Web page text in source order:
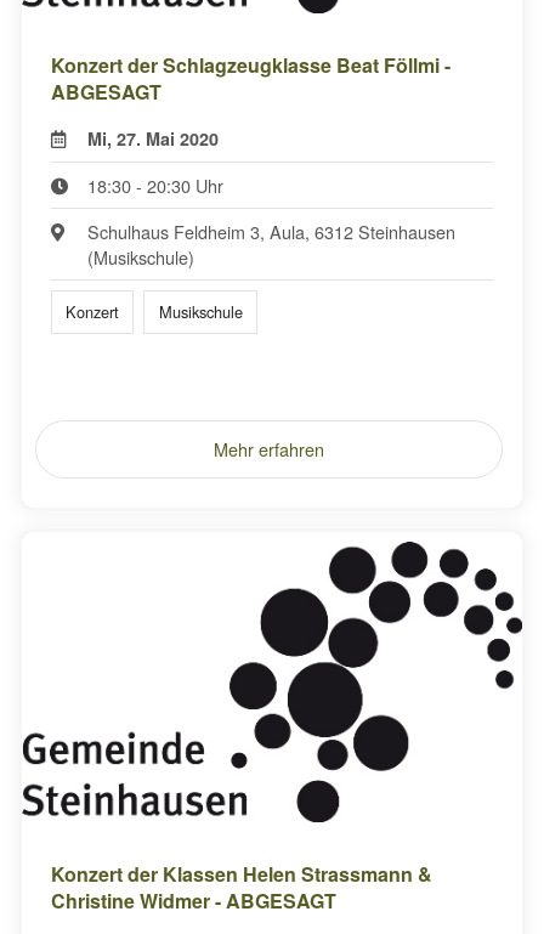
Konzert der Schlagzeugklasse Beat Föllmi -
ABGESAGT
Mi, 27. Mai 2020
18:30 - 20:30 Uhr
Schulhaus Feldheim 3, Aula, 6312 Steinhausen
(Musikschule)
Konzert Musikschule
Mehr erfahren
Konzert der Klassen Helen Strassmann &
Christine Widmer - ABGESAGT